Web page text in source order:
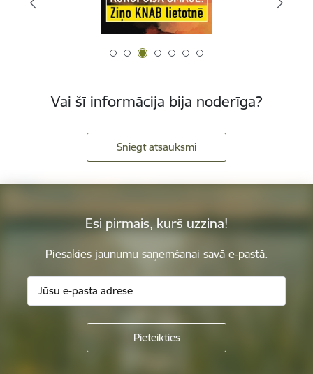
Vai šī informācija bija noderīga?
Sniegt atsauksmi
Esi pirmais, kurš uzzina!
Piesakies jaunumu saņemšanai savā e-pastā.